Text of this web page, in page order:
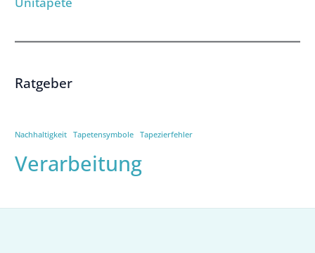
Ratgeber
Nachhaltigkeit Tapetensymbole Tapezierfehler
Verarbeitung